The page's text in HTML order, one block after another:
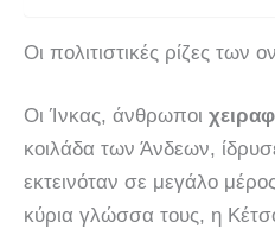
Οι πολιτιστικές ρίζες των
Οι Ίνκας, άνθρωποι
κοιλάδα των Άνδεων,
εκτεινόταν σε μεγάλο
κύρια γλώσσα τους, η